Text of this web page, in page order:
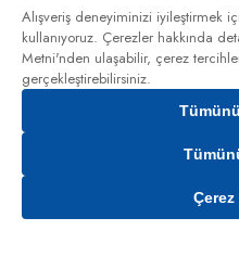
Gelince
Alışveriş deneyiminizi iyileştirmek
kullanıyoruz. Çerezler hakkında
Metni'nden ulaşabilir, çerez
gerçekleştirebilirsiniz.
Çerez